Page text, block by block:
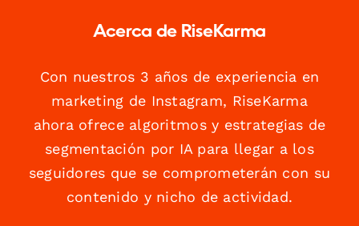
Acerca de RiseKarma
Con nuestros 3 años de experiencia en
marketing de Instagram, RiseKarma
ahora ofrece algoritmos y estrategias de
segmentación por IA para llegar a los
seguidores que se comprometerán con su
contenido y nicho de actividad.